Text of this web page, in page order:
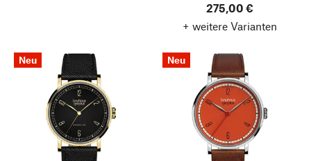
275,00 €
+ weitere Varianten
Neu Neu